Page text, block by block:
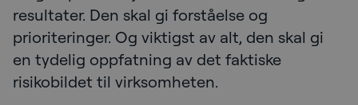
resultater. Den skal gi forståelse og
prioriteringer. Og viktigst av alt, den skal gi
en tydelig oppfatning av det faktiske
risikobildet til virksomheten.